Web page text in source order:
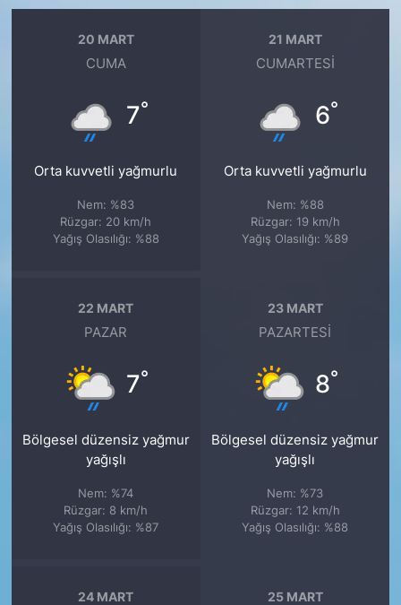
20 MART
CUMA
7°
Orta kuvvetli yağmurlu
Nem: %83
Rüzgar: 20 km/h
Yağış Olasılığı: %88
21 MART
CUMARTESI
6°
Orta kuvvetli yağmurlu
Nem: %88
Rüzgar: 19 km/h
Yağış Olasılığı: %89
22 MART
PAZAR
7°
Bölgesel düzensiz yağmur
yağışlı
Nem: %74
Rüzgar: 8 km/h
Yağış Olasılığı: %87
23 MART
PAZARTESI
8°
Bölgesel düzensiz yağmur
yağışlı
Nem: %73
Rüzgar: 12 km/h
Yağış Olasılığı: %88
24 MART 25 MART